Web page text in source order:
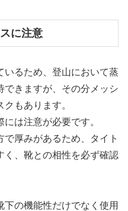
に注意
いるため、登山において蒸
できますが、その分メッシ
もあります。
は注意が必要です。
で厚みがあるため、タイト
く、靴との相性を必ず確認
下の機能性だけでなく使用